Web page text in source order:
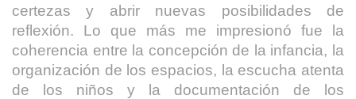
certezas y abrir nuevas posibilidades de
reflexión. Lo que más me impresionó fue la
coherencia entre la concepción de la infancia, la
organización de los espacios, la escucha atenta
de los niños y la documentación de los